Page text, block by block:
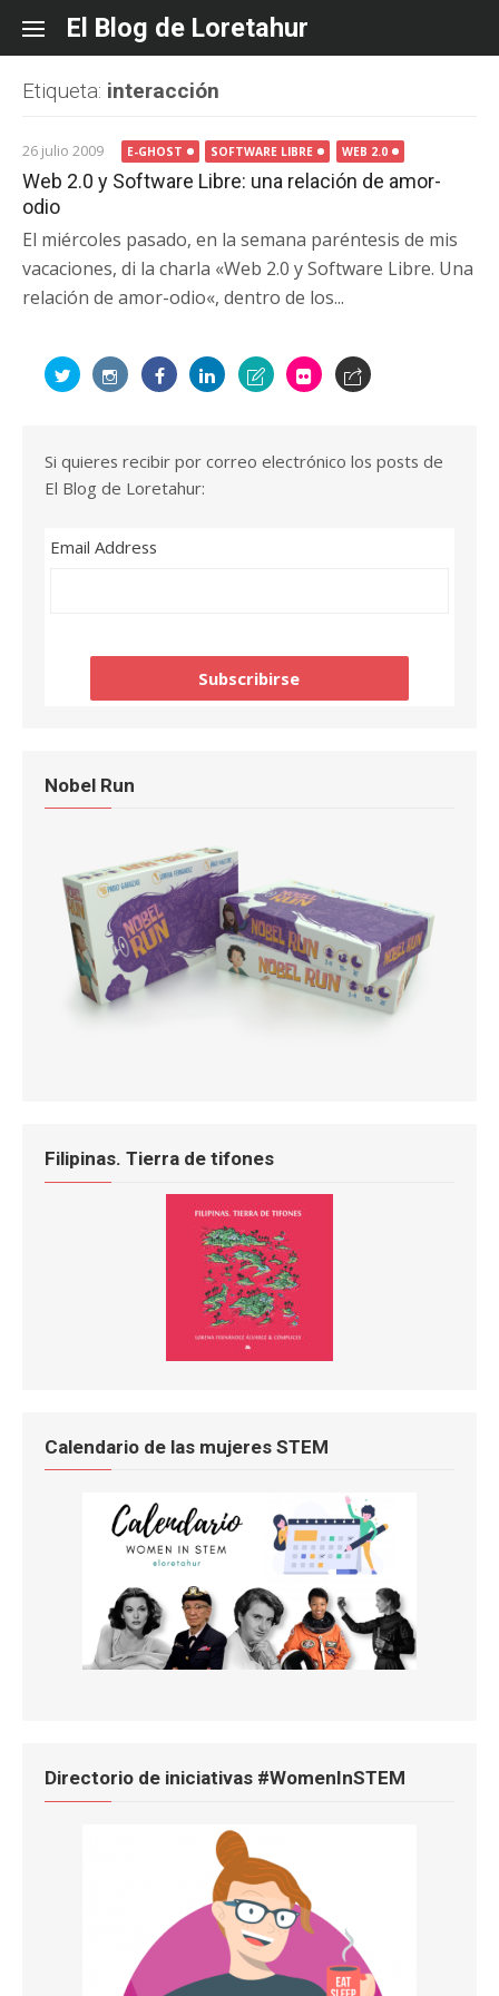
content
El Blog de Loretahur
Etiqueta: interacción
26 julio 2009 E-GHOST SOFTWARE LIBRE WEB 2.0
Web 2.0 y Software Libre: una relación de amor-
odio
El miércoles pasado, en la semana paréntesis de mis
vacaciones, di la charla «Web 2.0 y Software Libre. Una
relación de amor-odio«, dentro de los...
Si quieres recibir por correo electrónico los posts de
El Blog de Loretahur:
Email Address
Nobel Run
Filipinas. Tierra de tifones
Calendario de las mujeres STEM
Directorio de iniciativas #WomenInSTEM